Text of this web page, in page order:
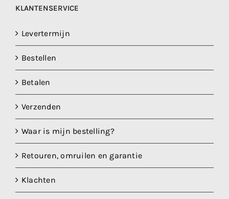
KLANTENSERVICE
Levertermijn
Bestellen
Betalen
Verzenden
Waar is mijn bestelling?
Retouren, omruilen en garantie
Klachten